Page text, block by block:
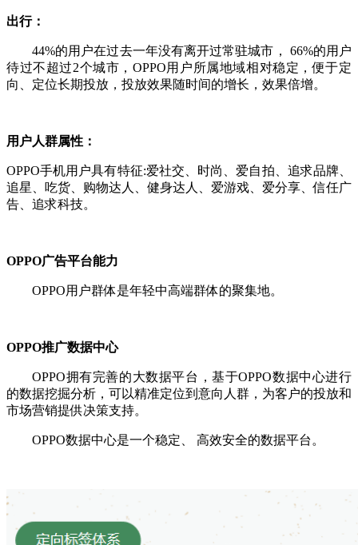
出行：
44%的用户在过去一年没有离开过常驻城市， 66%的用户
待过不超过2个城市，OPPO用户所属地域相对稳定，便于定
向、定位长期投放，投放效果随时间的增长，效果倍增。
用户人群属性：
OPPO手机用户具有特征:爱社交、时尚、爱自拍、追求品牌、
追星、吃货、购物达人、健身达人、爱游戏、爱分享、信任广
告、追求科技。
OPPO广告平台能力
OPPO用户群体是年轻中高端群体的聚集地。
OPPO推广数据中心
OPPO拥有完善的大数据平台，基于OPPO数据中心进行
的数据挖掘分析，可以精准定位到意向人群，为客户的投放和
市场营销提供决策支持。
OPPO数据中心是一个稳定、 高效安全的数据平台。